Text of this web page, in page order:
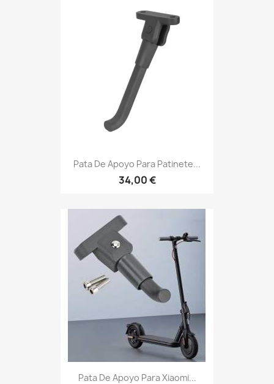
Pata De Apoyo Para Patinete...
34,00 €
Pata De Apoyo Para Xiaomi...